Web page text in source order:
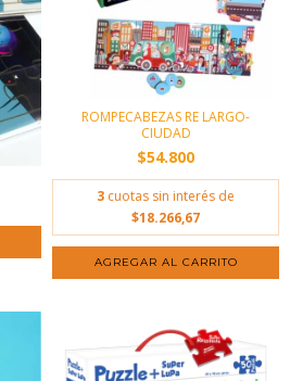
ROMPECABEZAS RE LARGO-
CIUDAD
$54.800
3 cuotas sin interés de
$18.266,67